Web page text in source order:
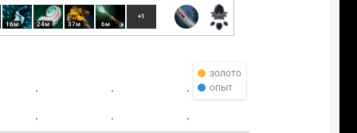
16м 24м 37м 6м
+1
золото
опыт